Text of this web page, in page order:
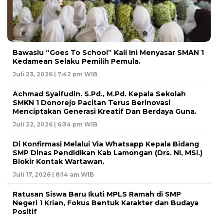
Bawaslu “Goes To School” Kali Ini Menyasar SMAN 1
Kedamean Selaku Pemilih Pemula.
Juli 23, 2026 | 7:42 pm WIB
Achmad Syaifudin. S.Pd., M.Pd. Kepala Sekolah
SMKN 1 Donorejo Pacitan Terus Berinovasi
Menciptakan Generasi Kreatif Dan Berdaya Guna.
Juli 22, 2026 | 6:34 pm WIB
Di Konfirmasi Melalui Via Whatsapp Kepala Bidang
SMP Dinas Pendidikan Kab Lamongan (Drs. NI, MSi.)
Blokir Kontak Wartawan.
Juli 17, 2026 | 8:14 am WIB
Ratusan Siswa Baru Ikuti MPLS Ramah di SMP
Negeri 1 Krian, Fokus Bentuk Karakter dan Budaya
Positif